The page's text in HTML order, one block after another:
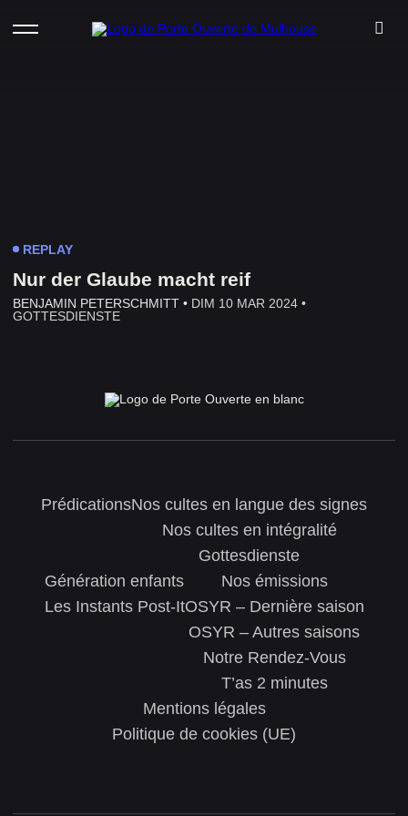
REPLAY
Nur der Glaube macht reif
BENJAMIN PETERSCHMITT • DIM 10 MAR 2024 •
GOTTESDIENSTE
PrédicationsNos cultes en langue des signes
Nos cultes en intégralité
Gottesdienste
Génération enfants
Les Instants Post-It
Nos émissions
OSYR – Dernière saison
OSYR – Autres saisons
Notre Rendez-Vous
T’as 2 minutes
Mentions légales
Politique de cookies (UE)